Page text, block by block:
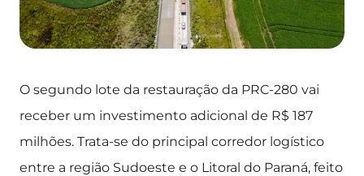
O segundo lote da restauração da PRC-280 vai
receber um investimento adicional de R$ 187
milhões. Trata-se do principal corredor logístico
entre a região Sudoeste e o Litoral do Paraná, feito